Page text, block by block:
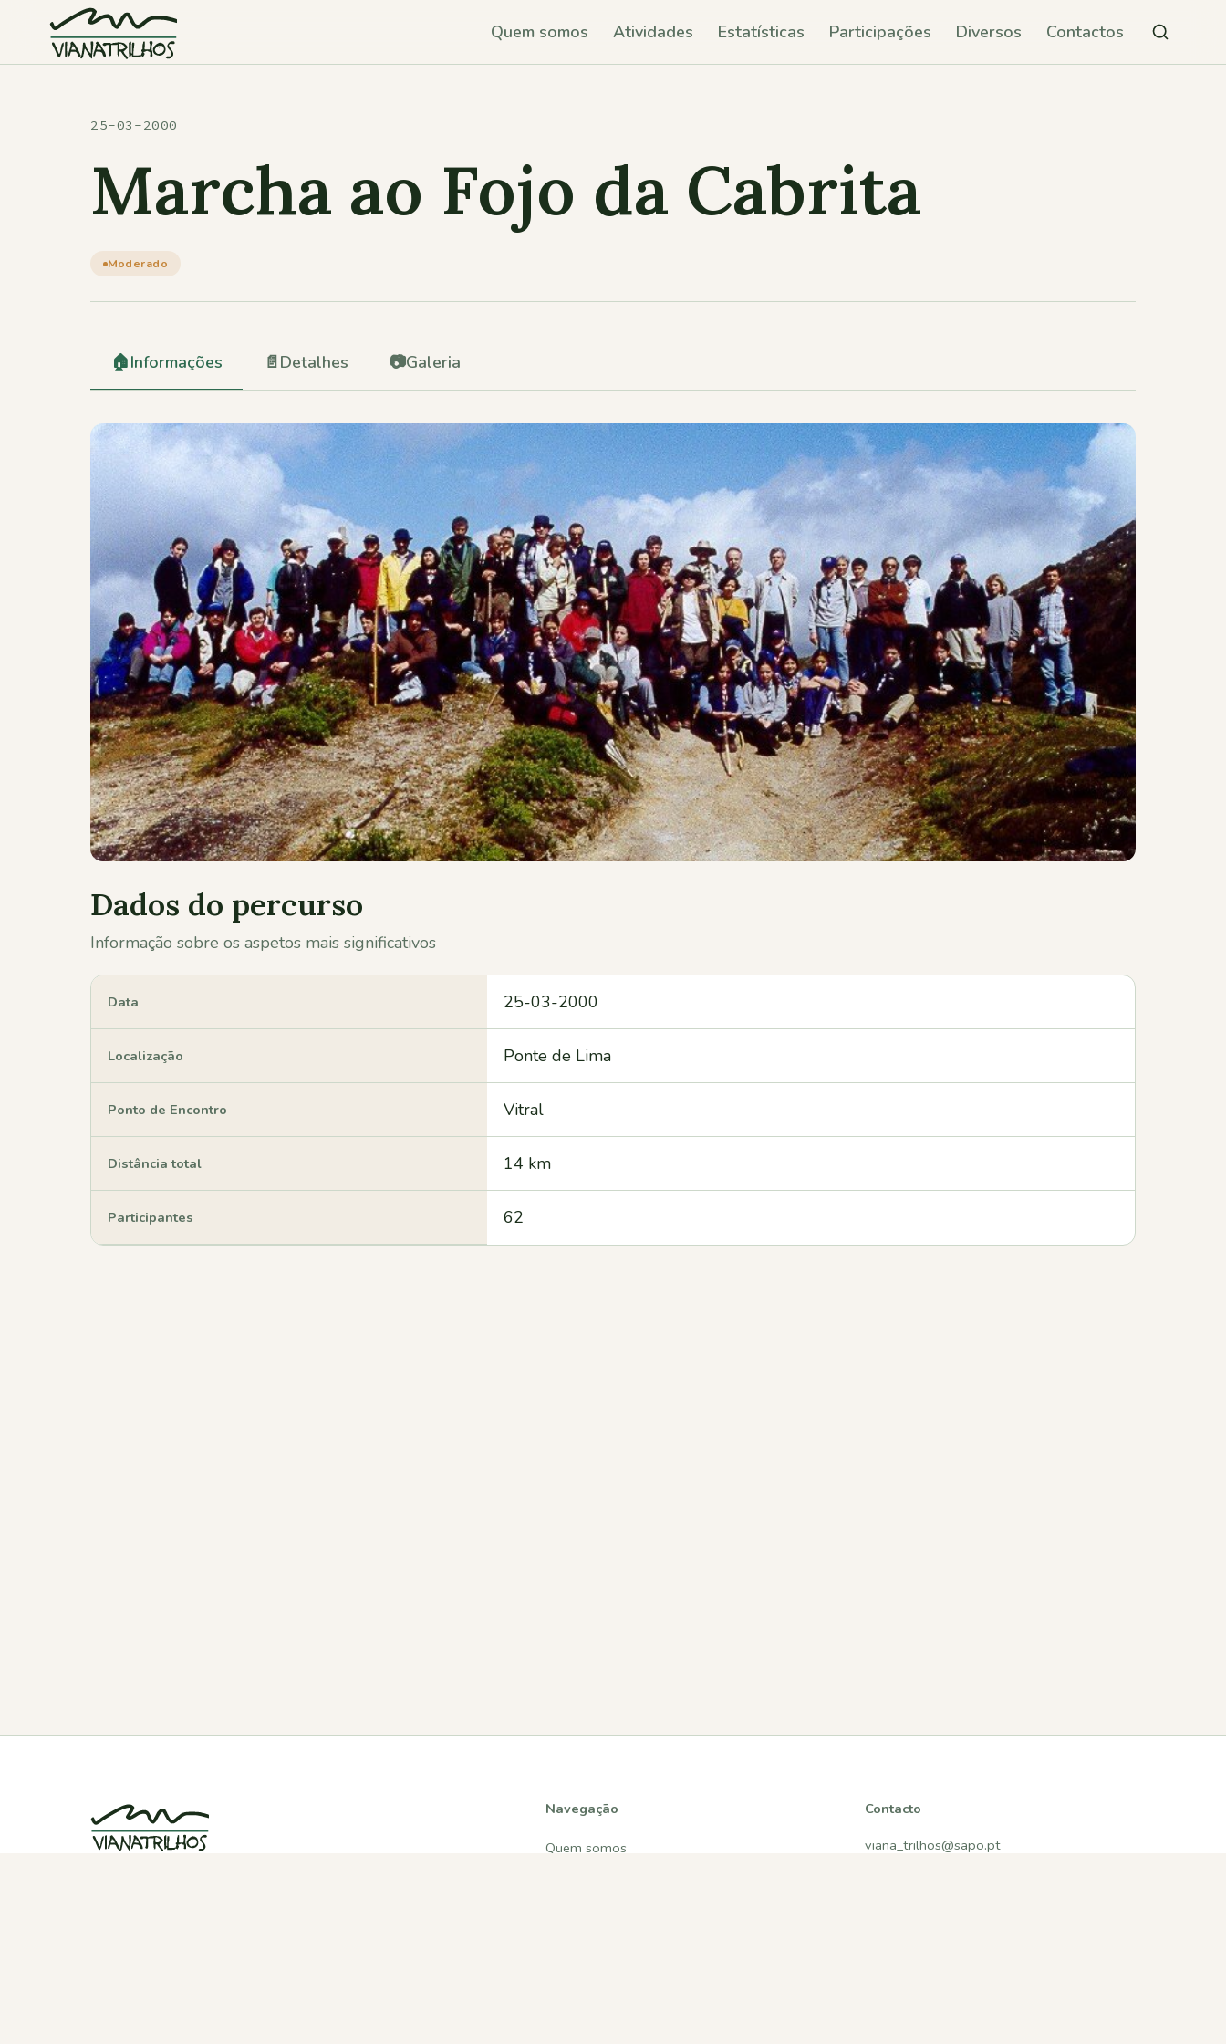
Quem somos Atividades Estatísticas Participações Diversos Contactos
25-03-2000
Marcha ao Fojo da Cabrita
Moderado
🏠Informações 📄Detalhes 📷Galeria
Dados do percurso
Informação sobre os aspetos mais significativos
Data 25-03-2000
Localização Ponte de Lima
Ponto de Encontro Vitral
Distância total 14 km
Participantes 62
Navegação
Quem somos
Contacto
viana_trilhos@sapo.pt